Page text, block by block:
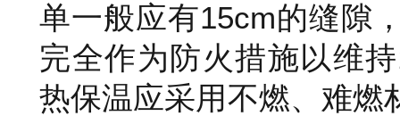
单一般应有15cm的缝隙
完全作为防火措施以维
热保温应采用不燃、难燃